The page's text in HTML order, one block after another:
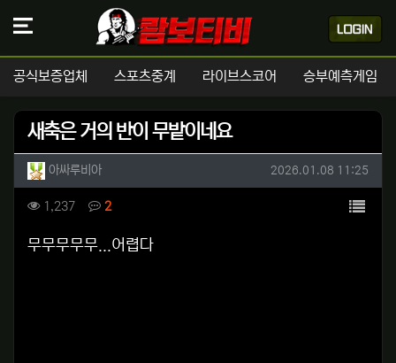
공식보증업체 스포츠중계 라이브스코어 승부예측게임
새축은 거의 반이 무밭이네요
작성자 정보
아싸루비아작성 작성일
2026.01.08 11:25
컨텐츠 정보
1,237조회 2댓글 목록
본문
무무무무무...어렵다